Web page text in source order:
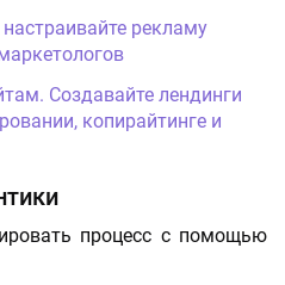
рекламу
Создавайте лендинги
копирайтинге и
процесс с помощью